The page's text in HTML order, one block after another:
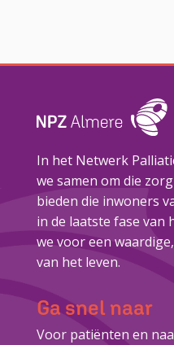
In het Netwerk
we samen om die
bieden die inwoners
in de laatste fase van
we voor een
van het leven.
Ga snel naar
Voor patiënten en